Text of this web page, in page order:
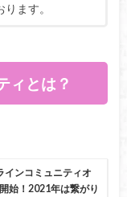
ます。
ィとは？
インコミュニティオ
始！2021年は繋がり